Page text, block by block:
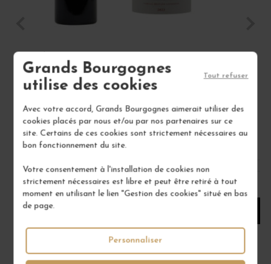
Grands Bourgognes
utilise des cookies
Avec votre accord, Grands Bourgognes aimerait utiliser des
cookies placés par nous et/ou par nos partenaires sur ce
site. Certains de ces cookies sont strictement nécessaires au
bon fonctionnement du site.
Votre consentement à l'installation de cookies non
strictement nécessaires est libre et peut être retiré à tout
moment en utilisant le lien "Gestion des cookies" situé en bas
de page.
Tout refuser
Personnaliser
Provence
Vin Rouge
CLOS DE L'OURS
25,00 €
/ 75 cl : Bouteille
1